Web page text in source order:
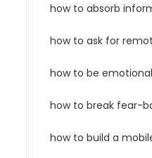
how to absorb
how to ask for
how to be
how to break fear-
how to build a